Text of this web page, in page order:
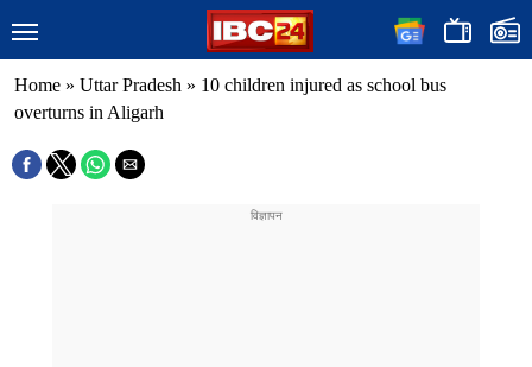
Home » Uttar Pradesh » 10 children injured as school bus
overturns in Aligarh